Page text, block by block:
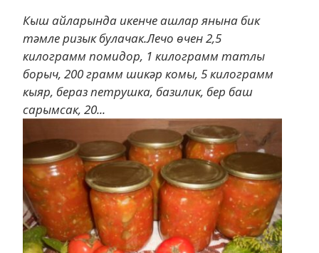
Кыш айларында икенче ашлар янына бик
тәмле ризык булачак.Лечо өчен 2,5
килограмм помидор, 1 килограмм татлы
борыч, 200 грамм шикәр комы, 5 килограмм
кыяр, бераз петрушка, базилик, бер баш
сарымсак, 20...